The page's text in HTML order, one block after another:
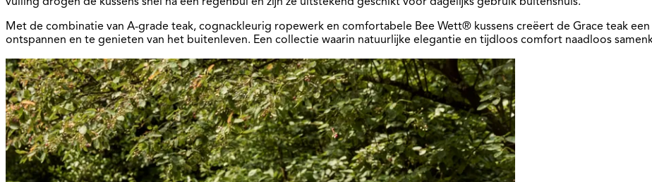
vulling drogen de kussens snel na een regenbui en zijn ze uitstekend geschikt voor dagelijks gebruik buitenshuis.
Met de combinatie van A-grade teak, cognackleurig ropewerk en comfortabele Bee Wett® kussens creëert de Grace teak
ontspannen en te genieten van het buitenleven. Een collectie waarin natuurlijke elegantie en tijdloos comfort naadloos